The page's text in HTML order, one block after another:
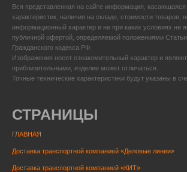
Вся представленная на сайте информация, касающаяся
характеристик, наличия на складе, стоимости товаров,
информационный характер и ни при каких условиях не
публичной офертой, определяемой положениями
Гражданского кодекса РФ.
Изображения носят ознакомительный характер и
приблизительными, изделие может отличаться.
Точные технические характеристики будут указаны в
СТРАНИЦЫ
ГЛАВНАЯ
Доставка транспортной компанией «Деловые линии»
Доставка транспортной компанией «КИТ»